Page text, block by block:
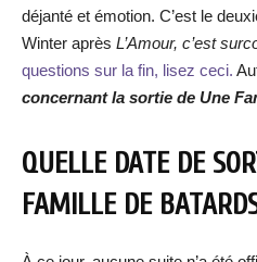
déjanté et émotion. C’est le
Winter après L’Amour, c’est
questions sur la fin, lisez ceci.
concernant la sortie de Une
QUELLE DATE DE
FAMILLE DE